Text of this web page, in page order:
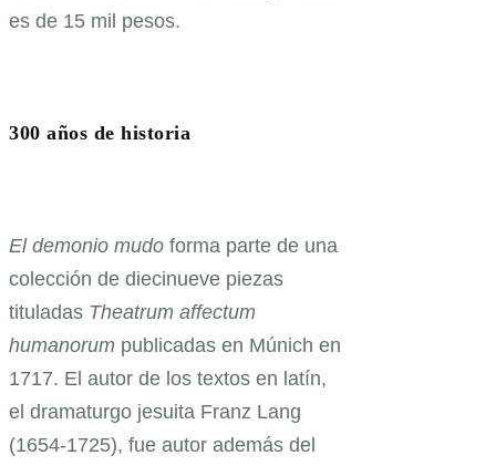
es de 15 mil pesos.
300 años de historia
El demonio mudo forma parte de una
colección de diecinueve piezas
tituladas Theatrum affectum
humanorum publicadas en Múnich en
1717. El autor de los textos en latín,
el dramaturgo jesuita Franz Lang
(1654-1725), fue autor además del